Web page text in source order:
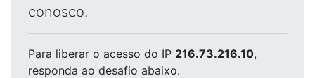
conosco.
Para liberar o acesso do IP 216.73.216.10,
responda ao desafio abaixo.